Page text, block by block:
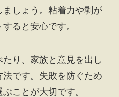
しょう。粘着力や剥が
ると安心です。
り、家族と意見を出し
です。失敗を防ぐため
ことが大切です。